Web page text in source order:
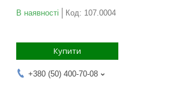
В наявності Код: 107.0004
Купити
+380 (50) 400-70-08